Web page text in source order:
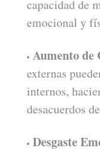
capacidad de
emocional y
Aumento de
externas
internos,
desacuerdos
Desgaste